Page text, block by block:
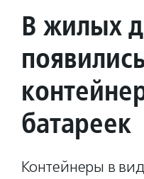
В жилых
батареек
Контейнеры в